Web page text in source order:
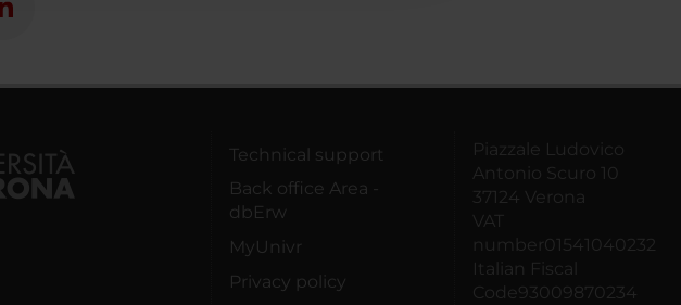
Technical support
Back office Area -
dbErw
MyUnivr
Privacy policy
Piazzale Ludovico
Antonio Scuro 10
37124 Verona
VAT
number01541040232
Italian Fiscal
Code93009870234